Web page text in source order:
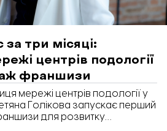
за три місяці:
центрів подології
франшизи
мережі центрів подології у
Голікова запускає перший
для розвитку